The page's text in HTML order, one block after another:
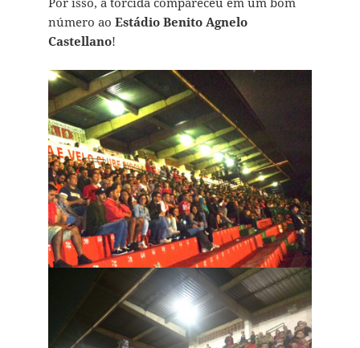
número ao Estádio Benito Agnelo
Castellano!